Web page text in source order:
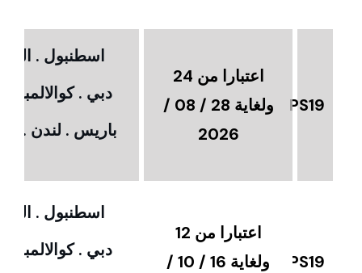
PS19
اعتبارا من 24
ولغاية 28 / 08 /
2026
اسطنبول .
دبي .
باريس . لندن .
PS19
اعتبارا من 12
ولغاية 16 / 10 /
اسطنبول .
دبي .